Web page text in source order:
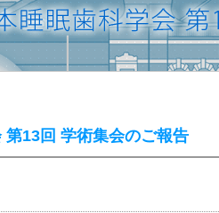
第13回 学術集会のご報告